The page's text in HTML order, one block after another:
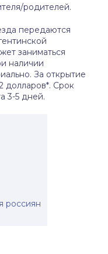
родителей.
передаются
заниматься
наличии
За открытие
долларов*. Срок
3-5 дней.
россиян